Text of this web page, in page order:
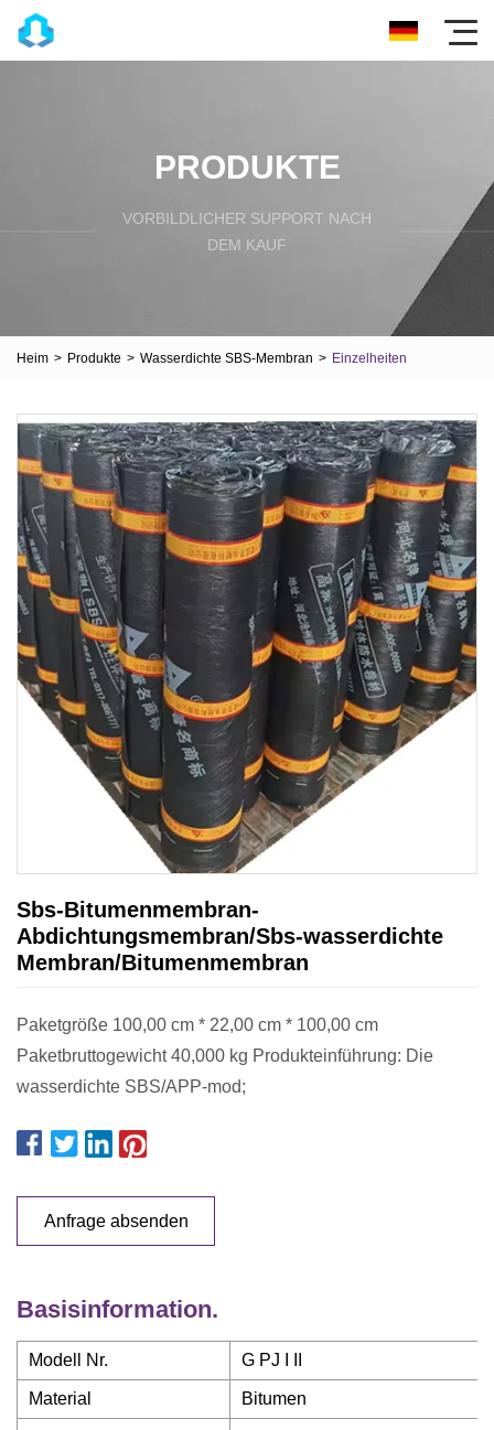
PRODUKTE
VORBILDLICHER SUPPORT NACH
DEM KAUF
Heim > Produkte > Wasserdichte SBS-Membran > Einzelheiten
Sbs-Bitumenmembran-
Abdichtungsmembran/Sbs-wasserdichte
Membran/Bitumenmembran
Paketgröße 100,00 cm * 22,00 cm * 100,00 cm
Paketbruttogewicht 40,000 kg Produkteinführung: Die
wasserdichte SBS/APP-mod;
Anfrage absenden
Basisinformation.
Modell Nr. G PJ I II
Material Bitumen